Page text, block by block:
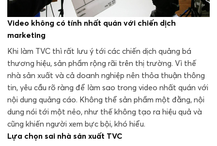
Video không có tính nhất quán với chiến dịch
marketing
Khi làm TVC thì rất lưu ý tới các chiến dịch quảng bá
thương hiệu, sản phẩm rộng rãi trên thị trường. Vì thế
nhà sản xuất và cả doanh nghiệp nên thỏa thuận thông
tin, yêu cầu rõ ràng để làm sao trong video nhất quán với
nội dung quảng cáo. Không thể sản phẩm một đằng, nội
dung nói tới một nẻo, như thế không tạo ra hiệu quả và
cũng khiến người xem bực bội, khó hiểu.
Lựa chọn sai nhà sản xuất TVC